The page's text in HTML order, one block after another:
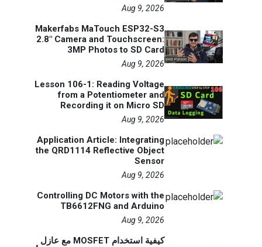
Aug 9, 2026
Makerfabs MaTouch ESP32-S3
2.8" Camera and Touchscreen:
3MP Photos to SD Card
Aug 9, 2026
Lesson 106-1: Reading Voltage
from a Potentiometer and
Recording it on Micro SD
Aug 9, 2026
Application Article: Integrating
the QRD1114 Reflective Object
Sensor
Aug 9, 2026
Controlling DC Motors with the
TB6612FNG and Arduino
Aug 9, 2026
كيفية استخدام MOSFET مع عازل